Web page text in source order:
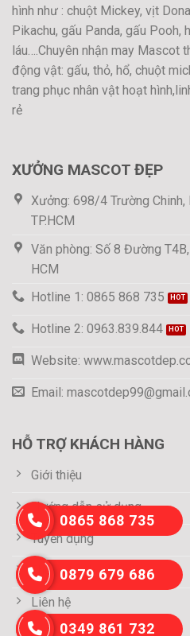
hình như : chuột Mickey, vịt
Pikachu, gấu Panda, gấu Pooh,
láu….Chuyên nhận may Mascot
động vật: gấu, thỏ, hổ, chuột
trang phục nhân vật hoạt
rẻ
XƯỞNG MASCOT ĐẸP
Xưởng: 698/4 Trường Chinh,
TP.HCM
Văn phòng: Số 8 Đường T4B,
HCM
Hotline 1: 0865 868 735
Hotline 2: 0963.839.844
Website:
Email:
HỖ TRỢ KHÁCH HÀNG
Giới thiệu
Hướng dẫn sử dụng
Tuyển dụng
Thông tin thanh toán
Liên hệ
0865 868 735
0879 679 686
0349 861 732